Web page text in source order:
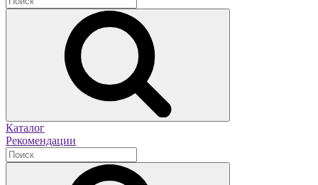
Каталог
Рекомендации